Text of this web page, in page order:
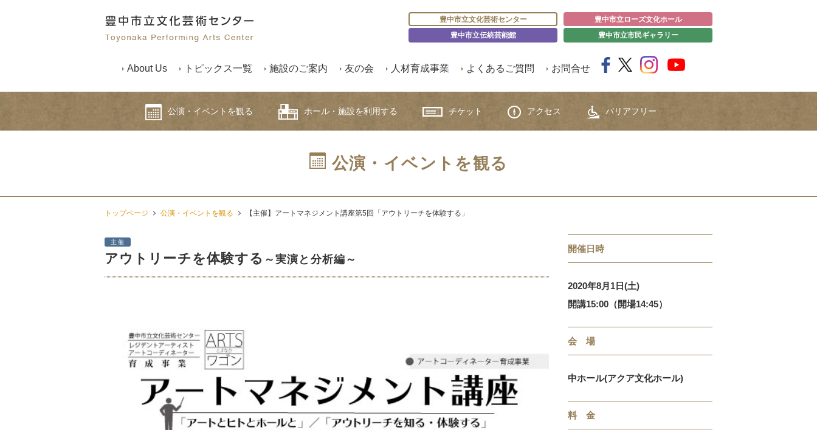
豊中市立文化芸術センター
豊中市立ローズ文化ホール
豊中市立伝統芸能館
豊中市立市民ギャラリー
About Us トピックス一覧 施設のご案内 友の会 人材育成事業 よくあるご質問 お問合せ
公演・イベントを観る ホール・施設を利用する チケット アクセス バリアフリー
公演・イベントを観る
トップページ 公演・イベントを観る 【主催】アートマネジメント講座第5回「アウトリーチを体験する」
主催
アウトリーチを体験する ～実演と分析編～
開催日時
2020年8月1日(土)
開講15:00（開場14:45）
会 場
中ホール(アクア文化ホール)
料 金